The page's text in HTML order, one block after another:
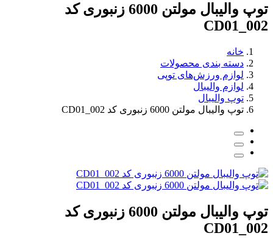
توپ والیبال مولتن 6000 زنبوری کد
CD01_002
خانه
دسته بندی محصولات
لوازم ورزش‌های توپی
لوازم والیبال
توپ والیبال
توپ والیبال مولتن 6000 زنبوری کد CD01_002
توپ والیبال مولتن 6000 زنبوری کد
CD01_002